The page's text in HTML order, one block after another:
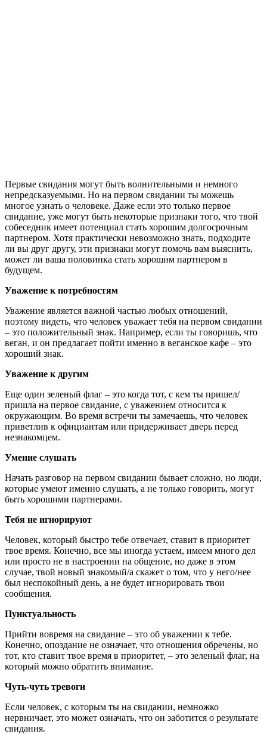
Первые свидания могут быть волнительными и немного
непредсказуемыми. Но на первом свидании ты можешь
многое узнать о человеке. Даже если это только первое
свидание, уже могут быть некоторые признаки того, что твой
собеседник имеет потенциал стать хорошим долгосрочным
партнером. Хотя практически невозможно знать, подходите
ли вы друг другу, эти признаки могут помочь вам выяснить,
может ли ваша половинка стать хорошим партнером в
будущем.
Уважение к потребностям
Уважение является важной частью любых отношений,
поэтому видеть, что человек уважает тебя на первом свидании
– это положительный знак. Например, если ты говоришь, что
веган, и он предлагает пойти именно в веганское кафе – это
хороший знак.
Уважение к другим
Еще один зеленый флаг – это когда тот, с кем ты пришел/
пришла на первое свидание, с уважением относится к
окружающим. Во время встречи ты замечаешь, что человек
приветлив к официантам или придерживает дверь перед
незнакомцем.
Умение слушать
Начать разговор на первом свидании бывает сложно, но люди,
которые умеют именно слушать, а не только говорить, могут
быть хорошими партнерами.
Тебя не игнорируют
Человек, который быстро тебе отвечает, ставит в приоритет
твое время. Конечно, все мы иногда устаем, имеем много дел
или просто не в настроении на общение, но даже в этом
случае, твой новый знакомый/а скажет о том, что у него/нее
был неспокойный день, а не будет игнорировать твои
сообщения.
Пунктуальность
Прийти вовремя на свидание – это об уважении к тебе.
Конечно, опоздание не означает, что отношения обречены, но
тот, кто ставит твое время в приоритет, – это зеленый флаг, на
который можно обратить внимание.
Чуть-чуть тревоги
Если человек, с которым ты на свидании, немножко
нервничает, это может означать, что он заботится о результате
свидания.